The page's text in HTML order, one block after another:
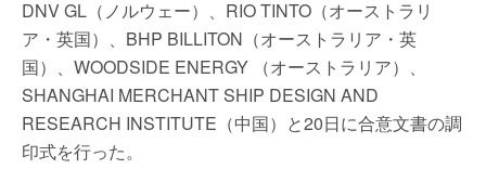
DNV GL（ノルウェー）、RIO TINTO（オーストラリ
ア・英国）、BHP BILLITON（オーストラリア・英
国）、WOODSIDE ENERGY （オーストラリア）、
SHANGHAI MERCHANT SHIP DESIGN AND
RESEARCH INSTITUTE（中国）と20日に合意文書の調
印式を行った。